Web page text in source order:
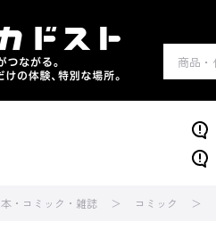
本・コミック・雑誌 コミック